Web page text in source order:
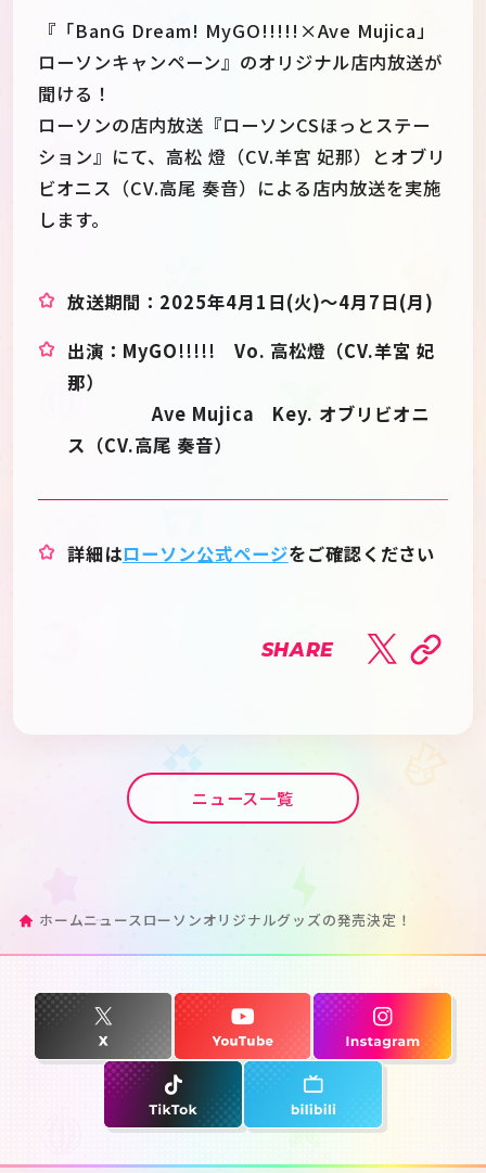
『「BanG Dream! MyGO!!!!!×Ave Mujica」
ローソンキャンペーン』のオリジナル店内放送が
聞ける！
ローソンの店内放送『ローソンCSほっとステー
ション』にて、高松 燈（CV.羊宮 妃那）とオブリ
ビオニス（CV.高尾 奏音）による店内放送を実施
します。
放送期間：2025年4月1日(火)～4月7日(月)
出演：MyGO!!!!! Vo. 高松燈（CV.羊宮 妃
那）
Ave Mujica Key. オブリビオニ
ス（CV.高尾 奏音）
詳細はローソン公式ページをご確認ください
SHARE
ニュース一覧
ホームニュースローソンオリジナルグッズの発売決定！